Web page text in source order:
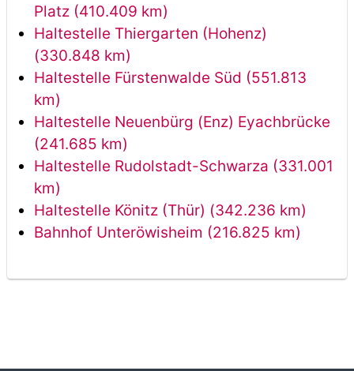
Platz (410.409 km)
Haltestelle Thiergarten (Hohenz)
(330.848 km)
Haltestelle Fürstenwalde Süd (551.813
km)
Haltestelle Neuenbürg (Enz) Eyachbrücke
(241.685 km)
Haltestelle Rudolstadt-Schwarza (331.001
km)
Haltestelle Könitz (Thür) (342.236 km)
Bahnhof Unteröwisheim (216.825 km)